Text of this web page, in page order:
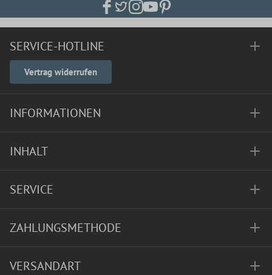
SERVICE-HOTLINE
Vertrag widerrufen
INFORMATIONEN
INHALT
SERVICE
ZAHLUNGSMETHODE
VERSANDART